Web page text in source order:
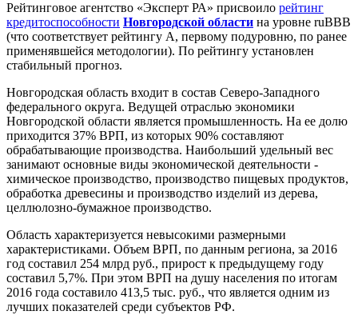
Рейтинговое агентство «Эксперт РА» присвоило рейтинг
кредитоспособности Новгородской области на уровне ruBBB
(что соответствует рейтингу A, первому подуровню, по ранее
применявшейся методологии). По рейтингу установлен
стабильный прогноз.
Новгородская область входит в состав Северо-Западного
федерального округа. Ведущей отраслью экономики
Новгородской области является промышленность. На ее долю
приходится 37% ВРП, из которых 90% составляют
обрабатывающие производства. Наибольший удельный вес
занимают основные виды экономической деятельности -
химическое производство, производство пищевых продуктов,
обработка древесины и производство изделий из дерева,
целлюлозно-бумажное производство.
Область характеризуется невысокими размерными
характеристиками. Объем ВРП, по данным региона, за 2016
год составил 254 млрд руб., прирост к предыдущему году
составил 5,7%. При этом ВРП на душу населения по итогам
2016 года составило 413,5 тыс. руб., что является одним из
лучших показателей среди субъектов РФ.